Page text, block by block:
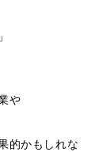
や
的かもしれな